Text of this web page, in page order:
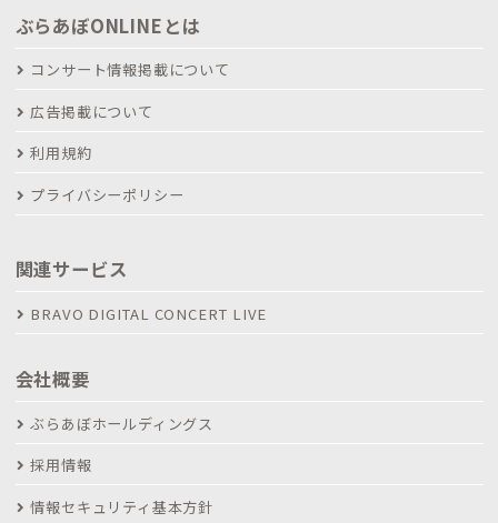
ぶらあぼONLINEとは
コンサート情報掲載について
広告掲載について
利用規約
プライバシーポリシー
関連サービス
BRAVO DIGITAL CONCERT LIVE
会社概要
ぶらあぼホールディングス
採用情報
情報セキュリティ基本方針